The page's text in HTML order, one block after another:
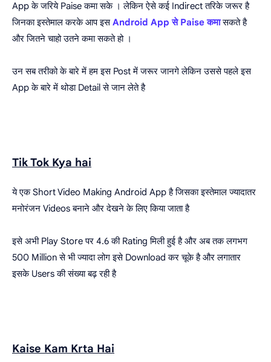
App के जरिये Paise कमा सके । लेकिन ऐसे कई Indirect तरिके जरूर है
जिनका इस्तेमाल करके आप इसAndroid App से Paise कमासकते है
और जितने चाहो उतने कमा सकते हो ।
उन सब तरीको के बारे में हम इस Post में जरूर जानगे लेकिन उससे पहले इस
App के बारे में थोडा Detail से जान लेते है
Tik Tok Kya hai
ये एक Short Video Making Android App है जिसका इस्तेमाल ज्यादातर
मनोरंजन Videos बनाने और देखने के लिए किया जाता है
इसे अभी Play Store पर 4.6 की Rating मिली हुई है और अब तक लगभग
500 Million से भी ज्यादा लोग इसे Download कर चूके है और लगातार
इसके Users की संख्या बढ़ रही है
Kaise Kam Krta Hai